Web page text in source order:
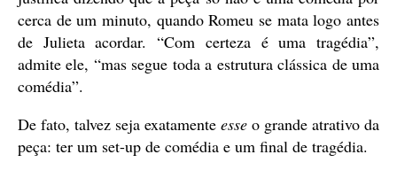
cerca de um minuto, quando Romeu se mata logo antes
de Julieta acordar. “Com certeza é uma tragédia”,
admite ele, “mas segue toda a estrutura clássica de uma
comédia”.
De fato, talvez seja exatamente esse o grande atrativo da
peça: ter um set-up de comédia e um final de tragédia.